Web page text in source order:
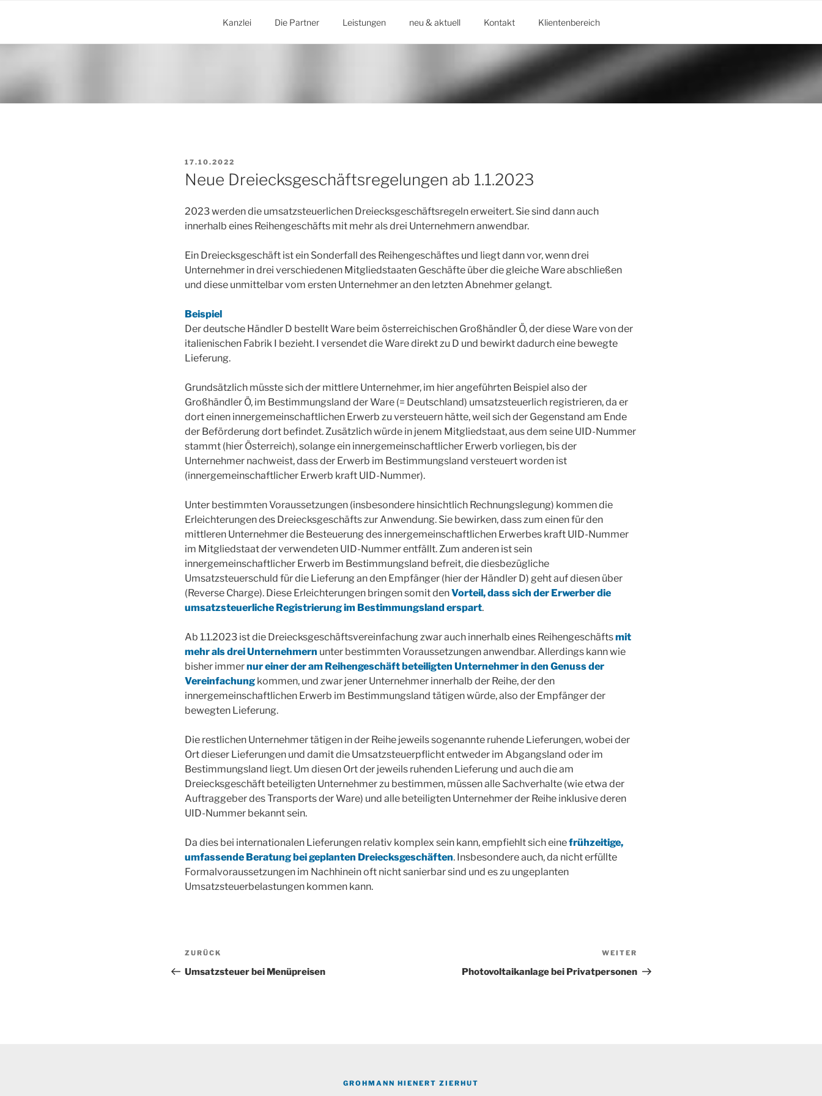
Kanzlei Die Partner Leistungen neu & aktuell Kontakt Klientenbereich
VERÖFFENTLICHT
AM
17.10.2022
Neue Dreiecksgeschäftsregelungen ab 1.1.2023
2023 werden die umsatzsteuerlichen Dreiecksgeschäftsregeln erweitert. Sie sind dann auch
innerhalb eines Reihengeschäfts mit mehr als drei Unternehmern anwendbar.
Ein Dreiecksgeschäft ist ein Sonderfall des Reihengeschäftes und liegt dann vor, wenn drei
Unternehmer in drei verschiedenen Mitgliedstaaten Geschäfte über die gleiche Ware abschließen
und diese unmittelbar vom ersten Unternehmer an den letzten Abnehmer gelangt.
Beispiel
Der deutsche Händler D bestellt Ware beim österreichischen Großhändler Ö, der diese Ware von der
italienischen Fabrik I bezieht. I versendet die Ware direkt zu D und bewirkt dadurch eine bewegte
Lieferung.
Grundsätzlich müsste sich der mittlere Unternehmer, im hier angeführten Beispiel also der
Großhändler Ö, im Bestimmungsland der Ware (= Deutschland) umsatzsteuerlich registrieren, da er
dort einen innergemeinschaftlichen Erwerb zu versteuern hätte, weil sich der Gegenstand am Ende
der Beförderung dort befindet. Zusätzlich würde in jenem Mitgliedstaat, aus dem seine UID-Nummer
stammt (hier Österreich), solange ein innergemeinschaftlicher Erwerb vorliegen, bis der
Unternehmer nachweist, dass der Erwerb im Bestimmungsland versteuert worden ist
(innergemeinschaftlicher Erwerb kraft UID-Nummer).
Unter bestimmten Voraussetzungen (insbesondere hinsichtlich Rechnungslegung) kommen die
Erleichterungen des Dreiecksgeschäfts zur Anwendung. Sie bewirken, dass zum einen für den
mittleren Unternehmer die Besteuerung des innergemeinschaftlichen Erwerbes kraft UID-Nummer
im Mitgliedstaat der verwendeten UID-Nummer entfällt. Zum anderen ist sein
innergemeinschaftlicher Erwerb im Bestimmungsland befreit, die diesbezügliche
Umsatzsteuerschuld für die Lieferung an den Empfänger (hier der Händler D) geht auf diesen über
(Reverse Charge). Diese Erleichterungen bringen somit denVorteil, dass sich der Erwerber die
umsatzsteuerliche Registrierung im Bestimmungsland erspart.
Ab 1.1.2023 ist die Dreiecksgeschäftsvereinfachung zwar auch innerhalb eines Reihengeschäftsmit
mehr als drei Unternehmern unter bestimmten Voraussetzungen anwendbar. Allerdings kann wie
bisher immernur einer der am Reihengeschäft beteiligten Unternehmer in den Genuss der
Vereinfachung kommen, und zwar jener Unternehmer innerhalb der Reihe, der den
innergemeinschaftlichen Erwerb im Bestimmungsland tätigen würde, also der Empfänger der
bewegten Lieferung.
Die restlichen Unternehmer tätigen in der Reihe jeweils sogenannte ruhende Lieferungen, wobei der
Ort dieser Lieferungen und damit die Umsatzsteuerpflicht entweder im Abgangsland oder im
Bestimmungsland liegt. Um diesen Ort der jeweils ruhenden Lieferung und auch die am
Dreiecksgeschäft beteiligten Unternehmer zu bestimmen, müssen alle Sachverhalte (wie etwa der
Auftraggeber des Transports der Ware) und alle beteiligten Unternehmer der Reihe inklusive deren
UID-Nummer bekannt sein.
Da dies bei internationalen Lieferungen relativ komplex sein kann, empfiehlt sich einefrühzeitige,
umfassende Beratung bei geplanten Dreiecksgeschäften. Insbesondere auch, da nicht erfüllte
Formalvoraussetzungen im Nachhinein oft nicht sanierbar sind und es zu ungeplanten
Umsatzsteuerbelastungen kommen kann.
Beitragsnavigation
Vorheriger
Beitrag
ZURÜCK
Umsatzsteuer bei Menüpreisen
Beitrag
WEITER
Photovoltaikanlage bei Privatpersonen
GROHMANN HIENERT ZIERHUT